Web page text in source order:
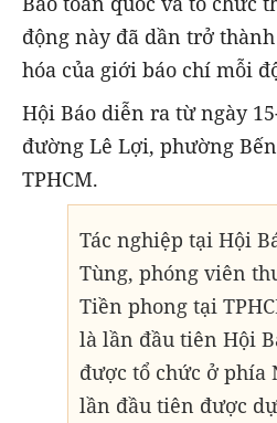
động này đã dần trở
hóa của giới báo chí mỗi
Hội Báo diễn ra từ ngày
đường Lê Lợi, phường
TPHCM.
Tác nghiệp tại Hội
Tùng, phóng viên
Tiền phong tại
là lần đầu tiên Hội
được tổ chức ở phía
lần đầu tiên được